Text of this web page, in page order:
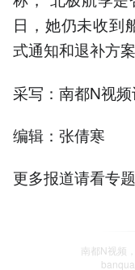
日，她仍未收到
式通知和退补方
采写：南都N视
编辑：张倩寒
更多报道请看专题
南都N视频